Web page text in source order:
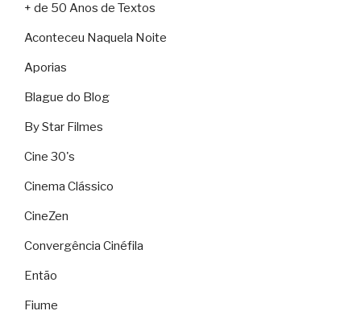
+ de 50 Anos de Textos
Aconteceu Naquela Noite
Aporias
Blague do Blog
By Star Filmes
Cine 30's
Cinema Clássico
CineZen
Convergência Cinéfila
Então
Fiume